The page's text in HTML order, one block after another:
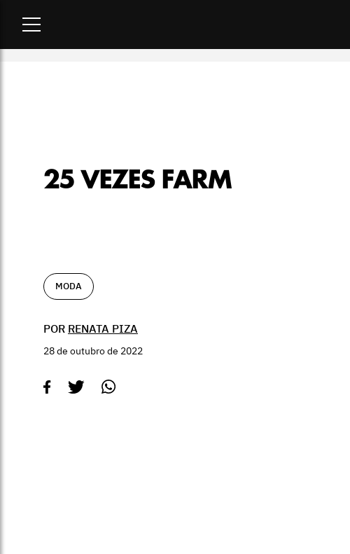
25 VEZES FARM
MODA
POR RENATA PIZA
28 de outubro de 2022